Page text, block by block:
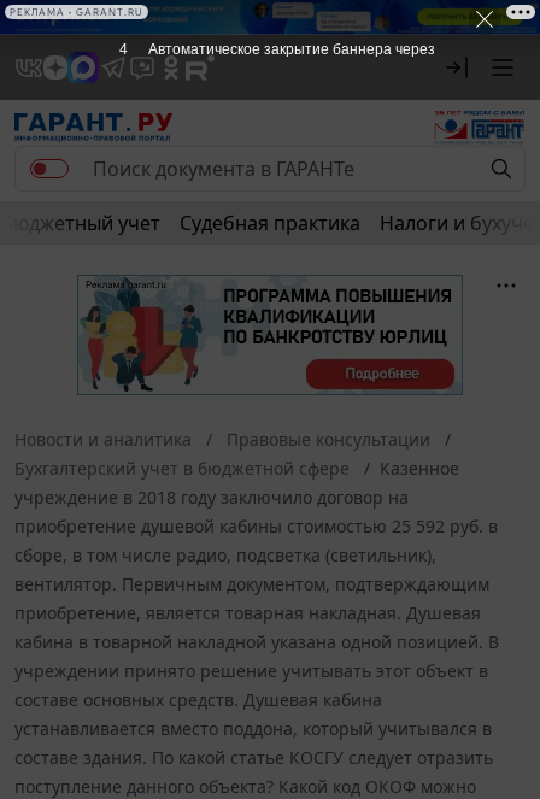
Бюджетный учет Судебная практика Налоги и
Новости и аналитика
Правовые консультации
Бухгалтерский учет в бюджетной сфере
Казенное
учреждение в 2018 году заключило договор на
приобретение душевой кабины стоимостью 25 592 руб. в
сборе, в том числе радио, подсветка (светильник),
вентилятор. Первичным документом, подтверждающим
приобретение, является товарная накладная. Душевая
кабина в товарной накладной указана одной позицией. В
учреждении принято решение учитывать этот объект в
составе основных средств. Душевая кабина
устанавливается вместо поддона, который учитывался в
составе здания. По какой статье КОСГУ следует отразить
поступление данного объекта? Какой код ОКОФ можно
4 Автоматическое закрытие баннера через
РЕКЛАМА • GARANT.RU